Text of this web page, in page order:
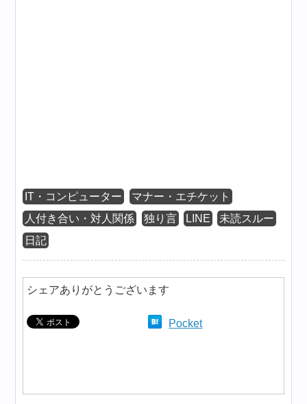
IT・コンピューター
マナー・エチケット
人付き合い・対人関係
独り言 LINE
未読スルー
日記
シェアありがとうございます
Pocket